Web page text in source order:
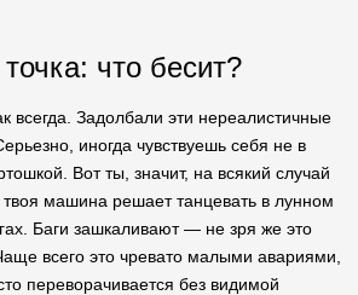
что бесит?
всегда. Задолбали эти нереалистичные
иногда чувствуешь себя не в
Вот ты, значит, на всякий случай
машина решает танцевать в лунном
Баги зашкаливают — не зря же это
всего это чревато малыми авариями,
переворачивается без видимой